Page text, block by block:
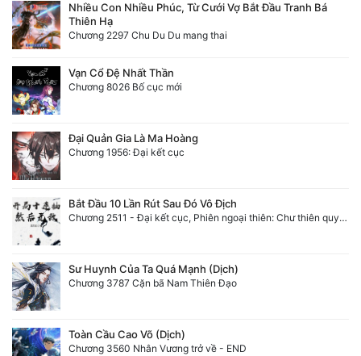
Nhiều Con Nhiều Phúc, Từ Cưới Vợ Bắt Đầu Tranh Bá
Thiên Hạ
Chương 2297 Chu Du Du mang thai
Vạn Cổ Đệ Nhất Thần
Chương 8026 Bố cục mới
Đại Quản Gia Là Ma Hoàng
Chương 1956: Đại kết cục
Bắt Đầu 10 Lần Rút Sau Đó Vô Địch
Chương 2511 - Đại kết cục, Phiên ngoại thiên: Chư thiên quy nhất giới, vĩnh hằng thế giới. Hết!
Sư Huynh Của Ta Quá Mạnh (Dịch)
Chương 3787 Cặn bã Nam Thiên Đạo
Toàn Cầu Cao Võ (Dịch)
Chương 3560 Nhân Vương trở về - END